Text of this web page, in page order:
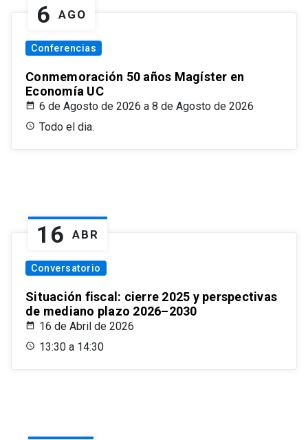
6 AGO
Conferencias
Conmemoración 50 años Magíster en
Economía UC
6 de Agosto de 2026 a 8 de Agosto de 2026
Todo el dia.
16 ABR
Conversatorio
Situación fiscal: cierre 2025 y perspectivas
de mediano plazo 2026–2030
16 de Abril de 2026
13:30 a 14:30